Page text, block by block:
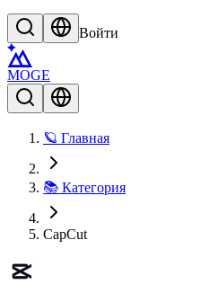
Войти
MOGE
🪐 Главная
📚 Категория
CapCut